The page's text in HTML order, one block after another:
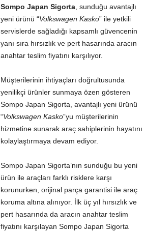
Sompo Japan Sigorta, sunduğu avantajlı
yeni ürünü “Volkswagen Kasko” ile yetkili
servislerde sağladığı kapsamlı güvencenin
yanı sıra hırsızlık ve pert hasarında aracın
anahtar teslim fiyatını karşılıyor.
Müşterilerinin ihtiyaçları doğrultusunda
yenilikçi ürünler sunmaya özen gösteren
Sompo Japan Sigorta, avantajlı yeni ürünü
“Volkswagen Kasko”yu müşterilerinin
hizmetine sunarak araç sahiplerinin hayatını
kolaylaştırmaya devam ediyor.
Sompo Japan Sigorta’nın sunduğu bu yeni
ürün ile araçları farklı risklere karşı
korunurken, orijinal parça garantisi ile araç
koruma altına alınıyor. İlk üç yıl hırsızlık ve
pert hasarında da aracın anahtar teslim
fiyatını karşılayan Sompo Japan Sigorta